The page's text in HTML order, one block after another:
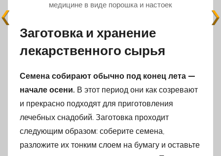
медицине в виде порошка и настоек
Заготовка и хранение
лекарственного сырья
Семена собирают обычно под конец лета —
начале осени. В этот период они как созревают
и прекрасно подходят для приготовления
лечебных снадобий. Заготовка проходит
следующим образом: соберите семена,
разложите их тонким слоем на бумагу и оставьте